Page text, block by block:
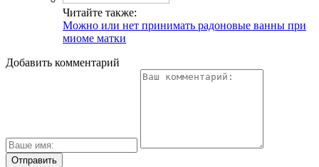
Читайте также:
Можно или нет принимать радоновые ванны при
миоме матки
Добавить комментарий